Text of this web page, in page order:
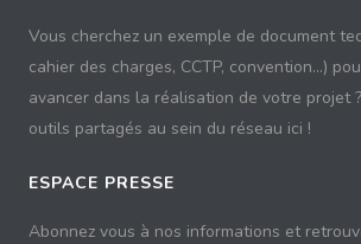
Vous cherchez un exemple de document
cahier des charges, CCTP, convention...)
avancer dans la réalisation de votre projet
outils partagés au sein du réseau ici !
ESPACE PRESSE
Abonnez vous à nos informations et